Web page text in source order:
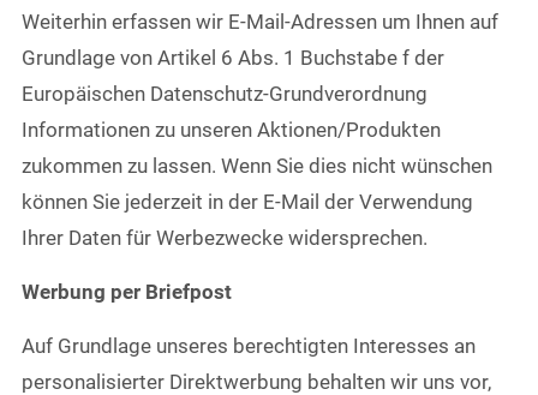
Weiterhin erfassen wir E-Mail-Adressen um Ihnen auf
Grundlage von Artikel 6 Abs. 1 Buchstabe f der
Europäischen Datenschutz-Grundverordnung
Informationen zu unseren Aktionen/Produkten
zukommen zu lassen. Wenn Sie dies nicht wünschen
können Sie jederzeit in der E-Mail der Verwendung
Ihrer Daten für Werbezwecke widersprechen.
Werbung per Briefpost
Auf Grundlage unseres berechtigten Interesses an
personalisierter Direktwerbung behalten wir uns vor,